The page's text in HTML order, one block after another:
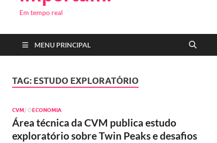
Em tempo real
MENU PRINCIPAL
TAG: ESTUDO EXPLORATÓRIO
CVM/ OECONOMIA
Área técnica da CVM publica estudo
exploratório sobre Twin Peaks e desafios